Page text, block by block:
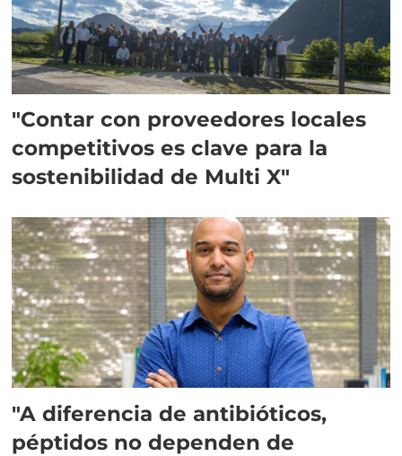
"Contar con proveedores locales
competitivos es clave para la
sostenibilidad de Multi X"
"A diferencia de antibióticos,
péptidos no dependen de